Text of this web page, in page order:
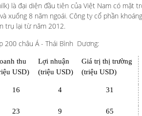
là đại diện đầu tiên của Việt Nam có mặt
xuống 8 năm ngoái. Công ty cổ phần
trụ lại từ năm 2012.
200 châu Á - Thái Bình Dương:
thu
USD)
Lợi nhuận
(triệu USD)
Giá trị thị trường
(triệu USD)
16 4 31
23 9 65